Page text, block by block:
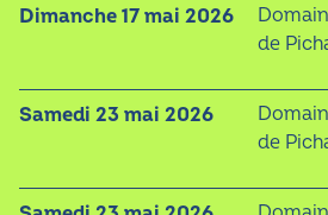
dimanche 17 mai 2026
de
samedi 23 mai 2026
de